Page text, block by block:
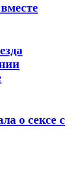
о сексе с